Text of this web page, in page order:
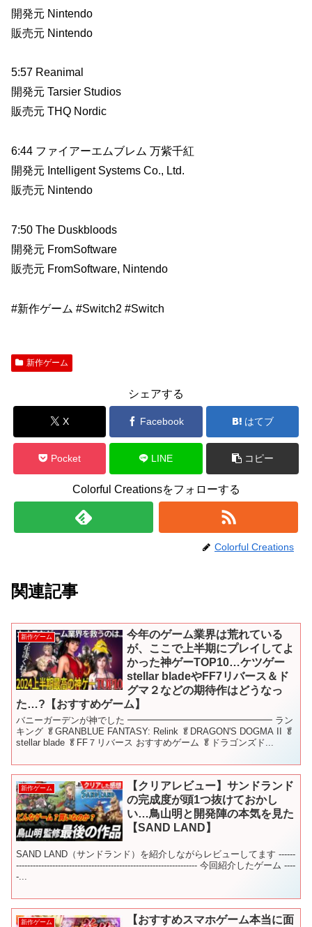
開発元 Nintendo
販売元 Nintendo
5:57 Reanimal
開発元 Tarsier Studios
販売元 THQ Nordic
6:44 ファイアーエムブレム 万紫千紅
開発元 Intelligent Systems Co., Ltd.
販売元 Nintendo
7:50 The Duskbloods
開発元 FromSoftware
販売元 FromSoftware, Nintendo
#新作ゲーム #Switch2 #Switch
新作ゲーム
シェアする
X Facebook はてブ
Pocket LINE コピー
Colorful Creationsをフォローする
Colorful Creations
関連記事
新作ゲーム
今年のゲーム業界は荒れている
が、ここで上半期にプレイしてよ
かった神ゲーTOP10…ケツゲー
stellar bladeやFF7リバース＆ド
グマ２などの期待作はどうなっ
た…?【おすすめゲーム】
バニーガーデンが神でした ━━━━━━━━━━━━━━━━ ラン
キング 🥬GRANBLUE FANTASY: Relink 🥬DRAGON'S DOGMA II 🥬
stellar blade 🥬FF７リバース おすすめゲーム 🥬ドラゴンズド...
新作ゲーム
【クリアレビュー】サンドランド
の完成度が頭1つ抜けておかし
い…鳥山明と開発陣の本気を見た
【SAND LAND】
SAND LAND（サンドランド）を紹介しながらレビューしてます ------
----------------------------------------------------------------- 今回紹介したゲーム ----
-...
新作ゲーム
【おすすめスマホゲーム本当に面